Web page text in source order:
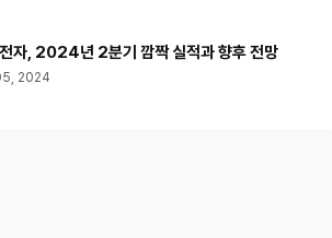
자, 2024년 2분기 깜짝 실적과 향후 전망
2024